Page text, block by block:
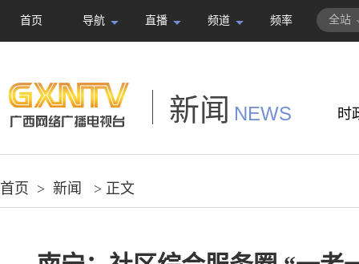
首页 导航 直播 频道 频率 全站
新闻 NEWS 时
首页 > 新闻 > 正文